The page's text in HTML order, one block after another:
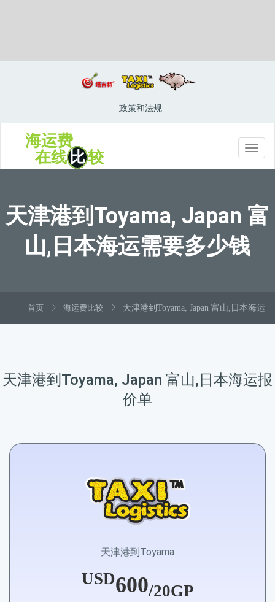
政策和法规
切
换
海运费
在线比较
天津港到Toyama, Japan 富
山,日本海运需要多少钱
首页 海运费比较 天津港到Toyama, Japan 富山,日本海运
天津港到Toyama, Japan 富山,日本海运报
价单
天津港到Toyama
USD600/20GP